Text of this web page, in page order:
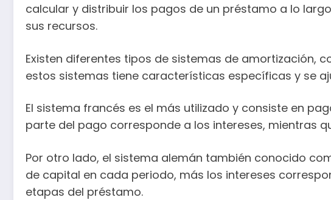
calcular y distribuir los pagos de un préstamo a lo
sus recursos.
Existen diferentes tipos de sistemas de amortización,
estos sistemas tiene características específicas y se
El sistema francés es el más utilizado y consiste en
parte del pago corresponde a los intereses, mientras
Por otro lado, el sistema alemán también conocido
de capital en cada periodo, más los intereses
etapas del préstamo.